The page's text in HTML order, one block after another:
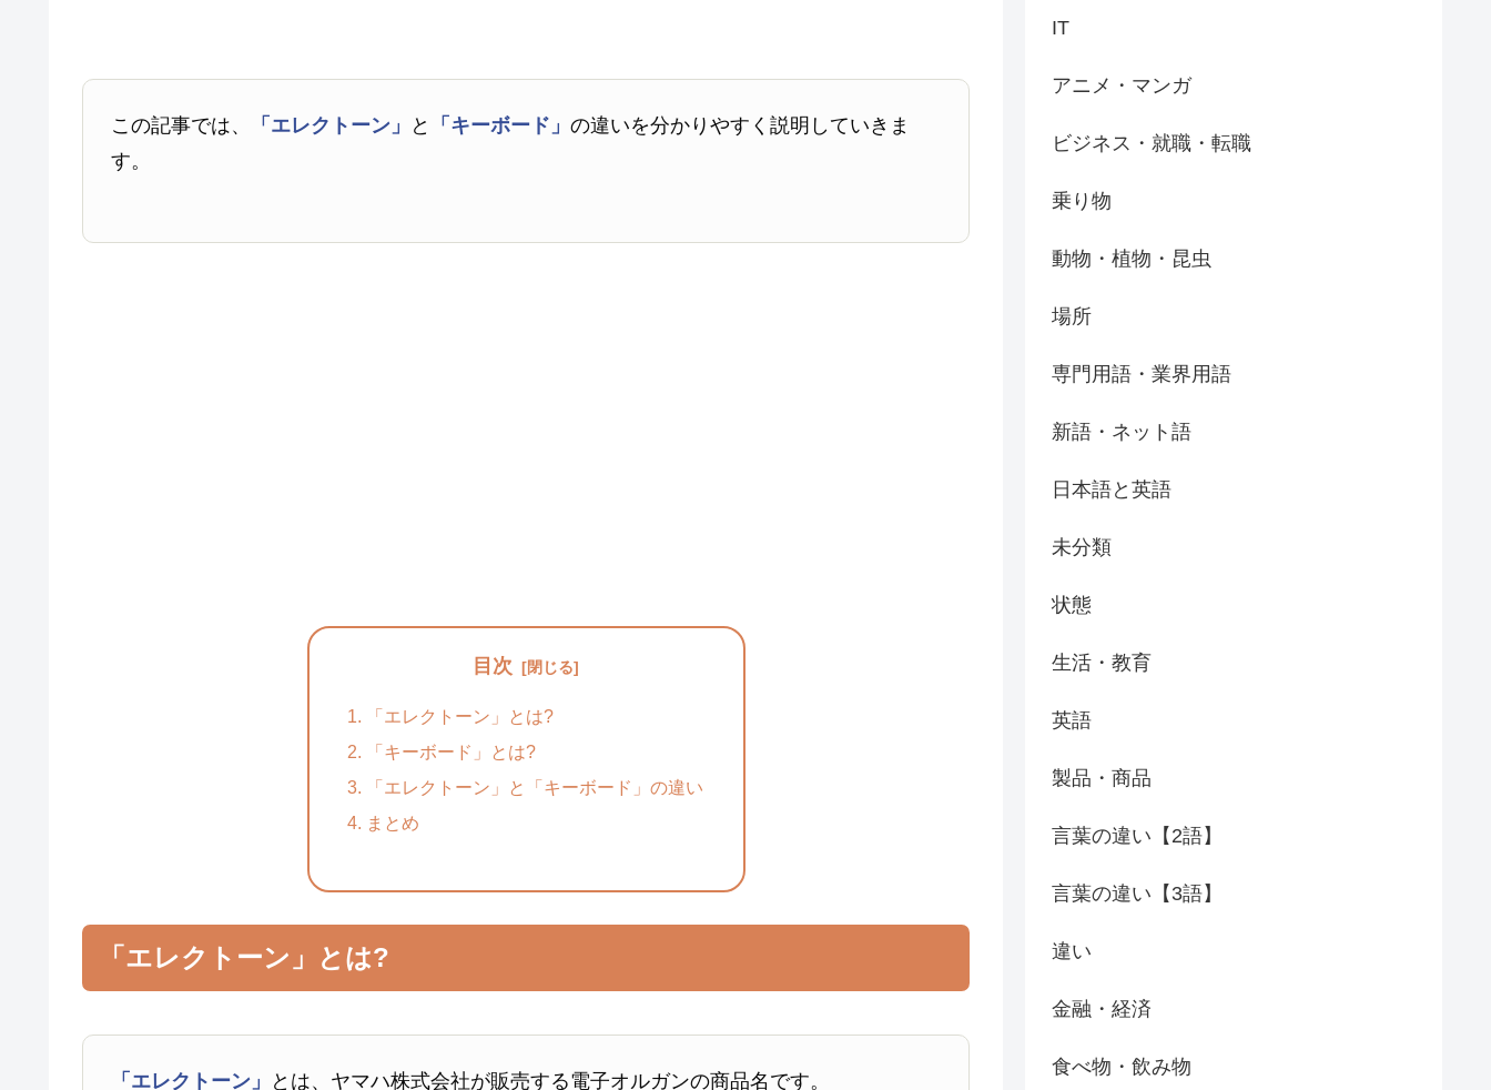
この記事では、 「エレクトーン」 と 「キーボード」の違いを分かりやすく説明していきま
す。
目次
「エレクトーン」とは?
「キーボード」とは?
「エレクトーン」と「キーボード」の違い
まとめ
「エレクトーン」とは?
「エレクトーン」 とは、ヤマハ株式会社が販売する電子オルガンの商品名です。
IT
アニメ・マンガ
ビジネス・就職・転職
乗り物
動物・植物・昆虫
場所
専門用語・業界用語
新語・ネット語
日本語と英語
未分類
状態
生活・教育
英語
製品・商品
言葉の違い【2語】
言葉の違い【3語】
違い
金融・経済
食べ物・飲み物